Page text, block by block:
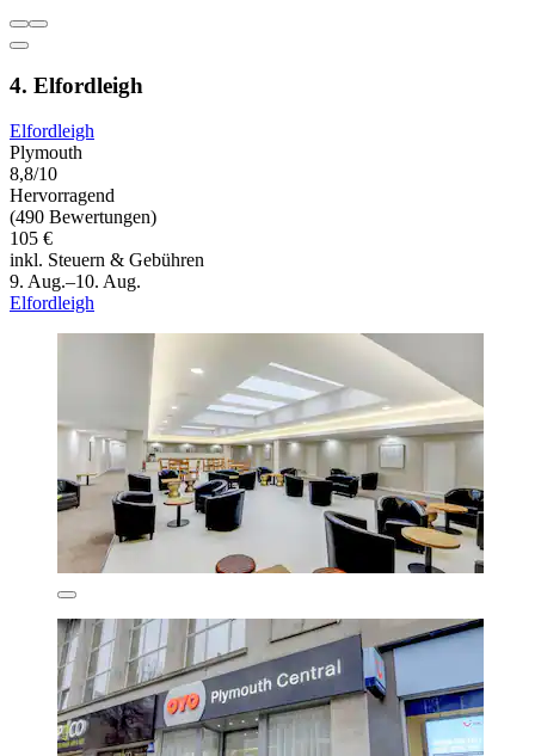
4. Elfordleigh
Elfordleigh
Plymouth
8,8/10
Hervorragend
(490 Bewertungen)
105 €
inkl. Steuern & Gebühren
9. Aug.–10. Aug.
Elfordleigh